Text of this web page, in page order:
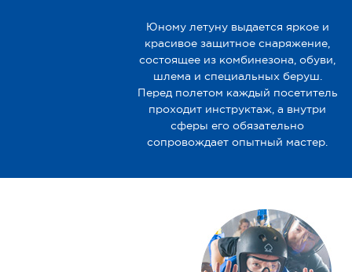
Юному летуну выдается яркое и
красивое защитное снаряжение,
состоящее из комбинезона, обуви,
шлема и специальных беруш.
Перед полетом каждый посетитель
проходит инструктаж, а внутри
сферы его обязательно
сопровождает опытный мастер.